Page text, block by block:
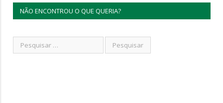
NÃO ENCONTROU O QUE QUERIA?